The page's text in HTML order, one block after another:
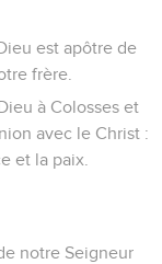
Dieu a tout
lui qu’elles sont
en lui que
né, le
en son Fils